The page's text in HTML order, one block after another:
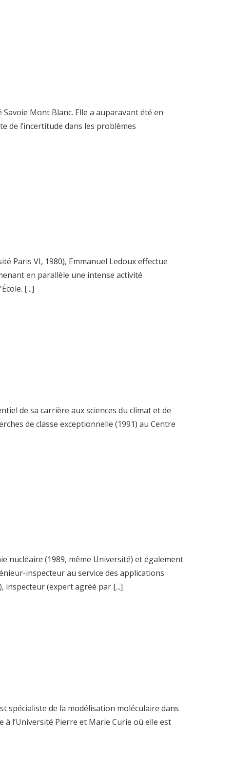
Mont Blanc. Elle a auparavant été en
de l’incertitude dans les problèmes
Paris VI, 1980), Emmanuel Ledoux effectue
en parallèle une intense activité
[...]
de sa carrière aux sciences du climat et de
de classe exceptionnelle (1991) au Centre
nucléaire (1989, même Université) et également
inspecteur au service des applications
inspecteur (expert agréé par [...]
spécialiste de la modélisation moléculaire dans
l’Université Pierre et Marie Curie où elle est